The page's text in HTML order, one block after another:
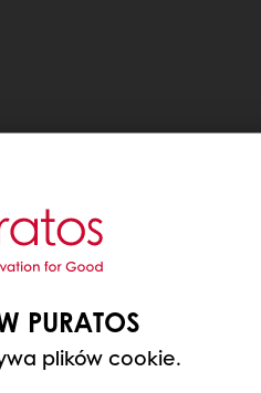
PURATOS
plików cookie.